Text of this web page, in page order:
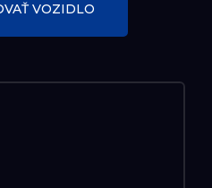
DOPYTOVAŤ VOZIDLO